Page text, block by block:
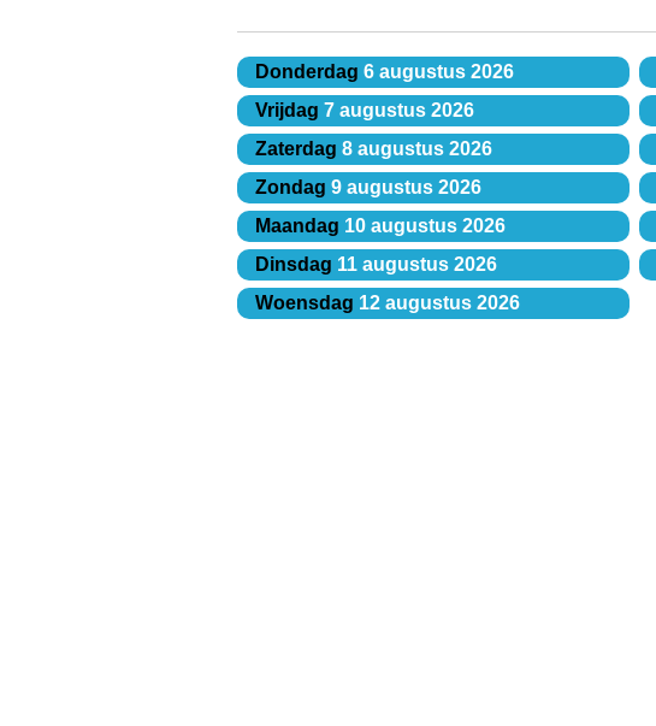
Donderdag 6 augustus 2026
Vrijdag 7 augustus 2026
Zaterdag 8 augustus 2026
Zondag 9 augustus 2026
Maandag 10 augustus 2026
Dinsdag 11 augustus 2026
Woensdag 12 augustus 2026